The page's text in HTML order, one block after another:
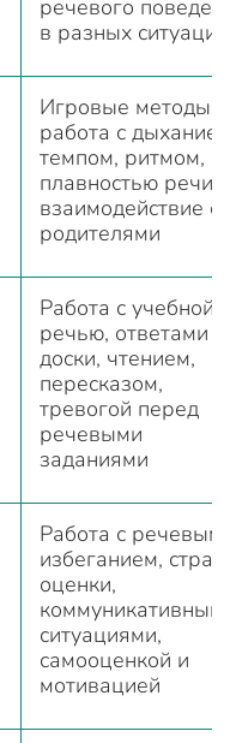
речевого
в разных
Игровые методы,
работа с
темпом, ритмом,
плавностью речи,
взаимодействие с
родителями
Работа с учебной
речью, ответами у
доски, чтением,
пересказом,
тревогой перед
речевыми
заданиями
Работа с речевым
избеганием,
оценки,
ситуациями,
самооценкой и
мотивацией